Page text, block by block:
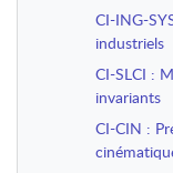
CI-ING-
industriels
CI-SLCI :
invariants
CI-CIN :